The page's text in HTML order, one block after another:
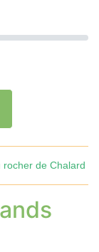
rocher de Chalard